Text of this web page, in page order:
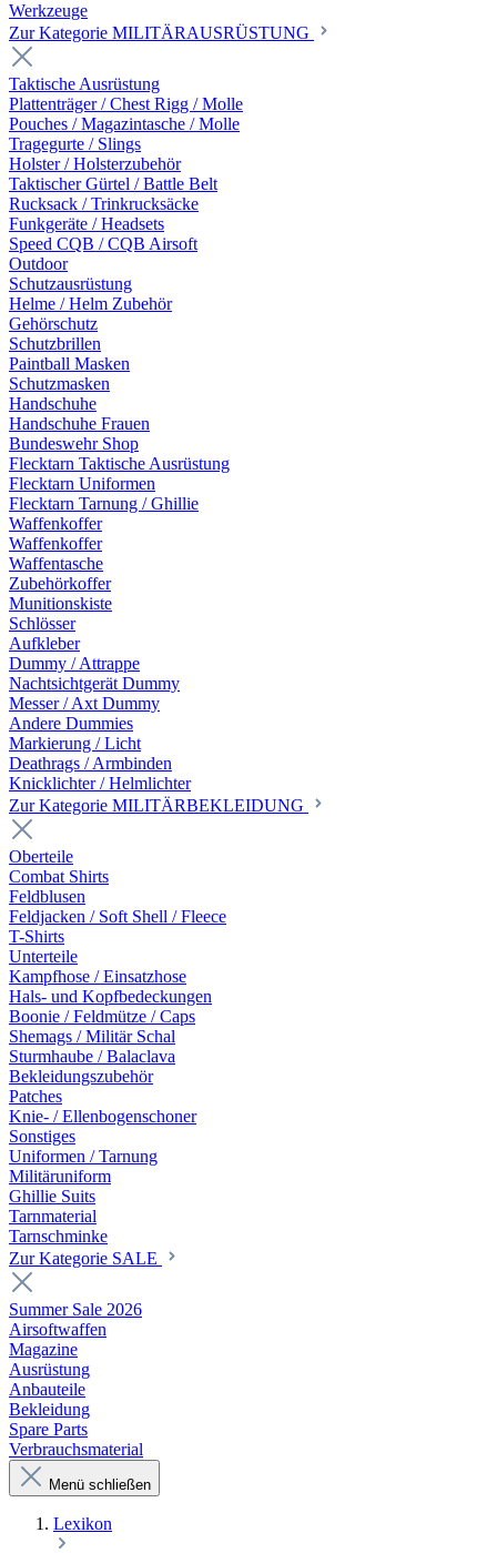
Werkzeuge
Zur Kategorie MILITÄRAUSRÜSTUNG
Taktische Ausrüstung
Plattenträger / Chest Rigg / Molle
Pouches / Magazintasche / Molle
Tragegurte / Slings
Holster / Holsterzubehör
Taktischer Gürtel / Battle Belt
Rucksack / Trinkrucksäcke
Funkgeräte / Headsets
Speed CQB / CQB Airsoft
Outdoor
Schutzausrüstung
Helme / Helm Zubehör
Gehörschutz
Schutzbrillen
Paintball Masken
Schutzmasken
Handschuhe
Handschuhe Frauen
Bundeswehr Shop
Flecktarn Taktische Ausrüstung
Flecktarn Uniformen
Flecktarn Tarnung / Ghillie
Waffenkoffer
Waffenkoffer
Waffentasche
Zubehörkoffer
Munitionskiste
Schlösser
Aufkleber
Dummy / Attrappe
Nachtsichtgerät Dummy
Messer / Axt Dummy
Andere Dummies
Markierung / Licht
Deathrags / Armbinden
Knicklichter / Helmlichter
Zur Kategorie MILITÄRBEKLEIDUNG
Oberteile
Combat Shirts
Feldblusen
Feldjacken / Soft Shell / Fleece
T-Shirts
Unterteile
Kampfhose / Einsatzhose
Hals- und Kopfbedeckungen
Boonie / Feldmütze / Caps
Shemags / Militär Schal
Sturmhaube / Balaclava
Bekleidungszubehör
Patches
Knie- / Ellenbogenschoner
Sonstiges
Uniformen / Tarnung
Militäruniform
Ghillie Suits
Tarnmaterial
Tarnschminke
Zur Kategorie SALE
Summer Sale 2026
Airsoftwaffen
Magazine
Ausrüstung
Anbauteile
Bekleidung
Spare Parts
Verbrauchsmaterial
Menü schließen
Lexikon